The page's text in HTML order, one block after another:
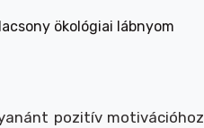
ökológiai lábnyom
pozitív